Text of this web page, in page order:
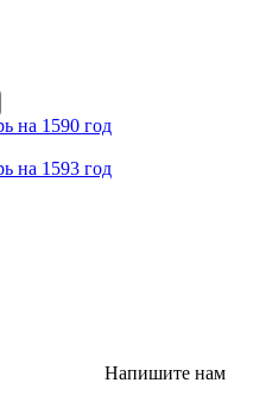
на 1590 год
на 1593 год
Напишите нам